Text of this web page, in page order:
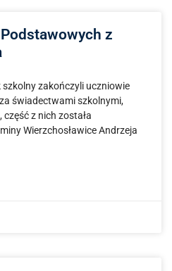
z
zakończyli uczniowie
świadectwami szkolnymi,
z nich została
Wierzchosławice Andrzeja